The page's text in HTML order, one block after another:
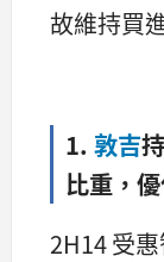
故維持買
1. 敦吉
比重，
2H14 受